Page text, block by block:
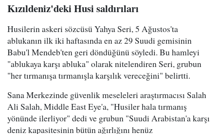
Kızıldeniz'deki Husi saldırıları
Husilerin askeri sözcüsü Yahya Seri, 5 Ağustos'ta
ablukanın ilk iki haftasında en az 29 Suudi gemisinin
Babu'l Mendeb'ten geri döndüğünü söyledi. Bu hamleyi
"ablukaya karşı abluka" olarak nitelendiren Seri, grubun
"her tırmanışa tırmanışla karşılık vereceğini" belirtti.
Sana Merkezinde güvenlik meseleleri araştırmacısı Salah
Ali Salah, Middle East Eye'a, "Husiler hala tırmanış
yönünde ilerliyor" dedi ve grubun "Suudi Arabistan'a karşı
deniz kapasitesinin bütün ağırlığını henüz